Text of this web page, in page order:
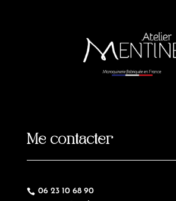
Me contacter
 06 23 10 68 90